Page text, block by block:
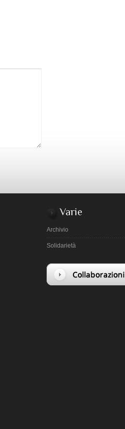
Varie
Archivio
Solidarietà